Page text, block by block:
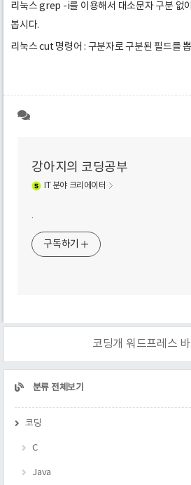
리눅스 grep -i를 이용해서 대소문자 구분 없
봅시다.
리눅스 cut 명령어 : 구분자로 구분된 필드를
강아지의 코딩공부
IT분야 크리에이터
.
구독하기
코딩개 워드프레스 바
CATEGORY
분류 전체보기
코딩
C
Java